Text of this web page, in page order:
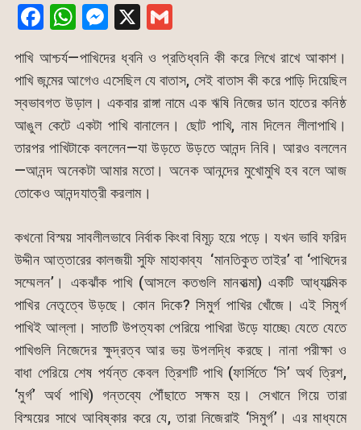
F
c
e
b
o
o
k
W
at
s
A
p
p
M
s
s
e
n
g
er
X G
m
ai
l
পাখি আশ্চর্য—পাখিদের ধ্বনি ও প্রতিধ্বনি কী করে লিখে রাখে আকাশ।
পাখি জন্মের আগেও এসেছিল যে বাতাস, সেই বাতাস কী করে পাড়ি দিয়েছিল
স্বভাবগত উড়াল। একবার রাঙ্গা নামে এক ঋষি নিজের ডান হাতের কনিষ্ঠ
আঙুল কেটে একটা পাখি বানালেন। ছোট পাখি, নাম দিলেন লীলাপাখি।
তারপর পাখিটাকে বললেন—যা উড়তে উড়তে আনন্দ নিবি। আরও বললেন
—আনন্দ অনেকটা আমার মতো। অনেক আনন্দের মুখোমুখি হব বলে আজ
তোকেও আনন্দযাত্রী করলাম।
কখনো বিস্ময় সাবলীলভাবে নির্বাক কিংবা বিমূঢ় হয়ে পড়ে। যখন ভাবি ফরিদ
উদ্দীন আত্তারের কালজয়ী সুফি মাহাকাব্য ‘মানতিকুত তাইর’ বা ‘পাখিদের
সম্মেলন’। একঝাঁক পাখি (আসলে কতগুলি মানবাত্মা) একটি আধ্যাত্মিক
পাখির নেতৃত্বে উড়ছে। কোন দিকে? সিমুর্গ পাখির খোঁজে। এই সিমুর্গ
পাখিই আল্লা। সাতটি উপত্যকা পেরিয়ে পাখিরা উড়ে যাচ্ছে৷ যেতে যেতে
পাখিগুলি নিজেদের ক্ষুদ্রত্ব আর ভয় উপলদ্ধি করছে। নানা পরীক্ষা ও
বাধা পেরিয়ে শেষ পর্যন্ত কেবল ত্রিশটি পাখি (ফার্সিতে ‘সি’ অর্থ ত্রিশ,
‘মুর্গ’ অর্থ পাখি) গন্তব্যে পৌঁছাতে সক্ষম হয়। সেখানে গিয়ে তারা
বিস্ময়ের সাথে আবিষ্কার করে যে, তারা নিজেরাই ‘সিমুর্গ’। এর মাধ্যমে